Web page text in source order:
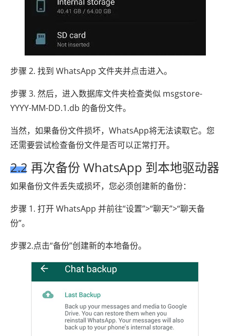
步骤 2. 找到 WhatsApp 文件夹并点击进入。
步骤 3. 然后，进入数据库文件夹检查类似 msgstore-
YYYY-MM-DD.1.db 的备份文件。
当然，如果备份文件损坏，WhatsApp将无法读取它。您
还需要尝试检查备份文件是否可以正常打开。
2.2 再次备份 WhatsApp 到本地驱动器
如果备份文件丢失或损坏，您必须创建新的备份：
步骤 1. 打开 WhatsApp 并前往“设置”>“聊天”>“聊天备
份”。
步骤2.点击“备份”创建新的本地备份。